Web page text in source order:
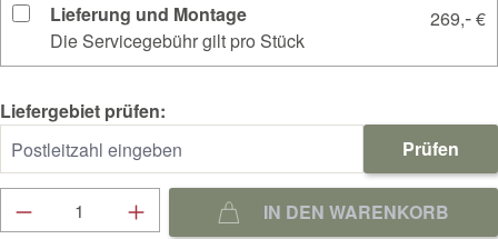
Lieferung und Montage
Die Servicegebühr gilt pro Stück
269,-€
Liefergebiet prüfen:
Prüfen
Produkt Anzahl: Gib den gewünschten Wert
IN DEN WARENKORB